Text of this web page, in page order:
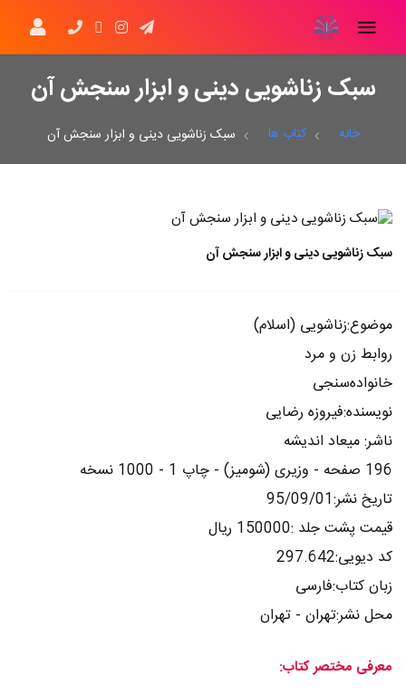
سبک زناشویی دینی و ابزار سنجش آن
خانه کتاب ها سبک زناشویی دینی و ابزار سنجش آن
سبک زناشویی دینی و ابزار سنجش آن
موضوع:زناشویی (اسلام)
روابط زن و مرد
خانواده‌سنجی
نویسنده:فیروزه رضایی
ناشر: میعاد اندیشه
196 صفحه - وزیری (شومیز) - چاپ 1 - 1000 نسخه
تاریخ نشر:95/09/01
قیمت پشت جلد :150000 ریال
کد دیویی:297.642
زبان کتاب:فارسی
محل نشر:تهران - تهران
معرفی مختصر کتاب: